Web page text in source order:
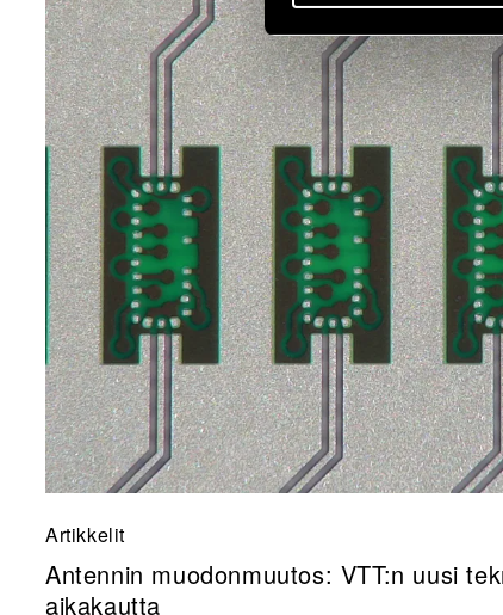
Artikkelit
Antennin muodonmuutos: VTT:n uusi
aikakautta